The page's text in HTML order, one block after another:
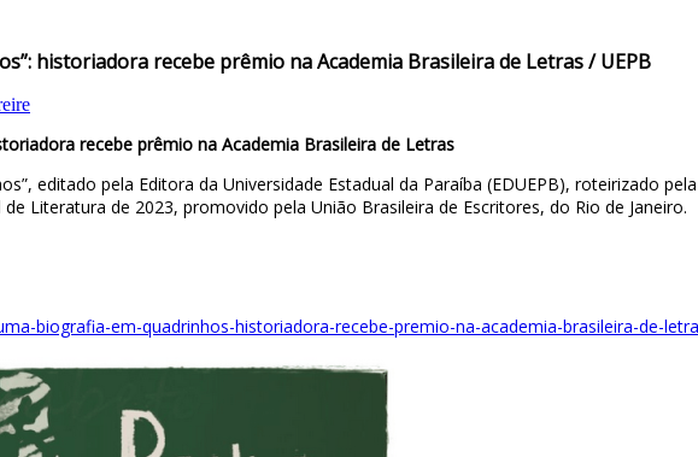
historiadora recebe prêmio na Academia Brasileira de Letras / UEPB
recebe prêmio na Academia Brasileira de Letras
editado pela Editora da Universidade Estadual da Paraíba (EDUEPB), roteirizado
Literatura de 2023, promovido pela União Brasileira de Escritores, do Rio de Janeiro.
biografia-em-quadrinhos-historiadora-recebe-premio-na-academia-brasileira-de-